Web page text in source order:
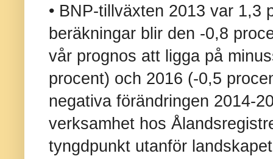
• BNP-tillväxten 2013 var 1,3
beräkningar blir den -0,8
vår prognos att ligga på
procent) och 2016 (-0,5
negativa förändringen 2014-
verksamhet hos
tyngdpunkt utanför